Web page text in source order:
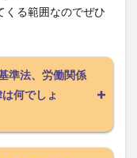
くる範囲なのでぜひ
準法、労働関係
何でしょ